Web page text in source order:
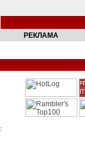
РЕКЛАМА
: